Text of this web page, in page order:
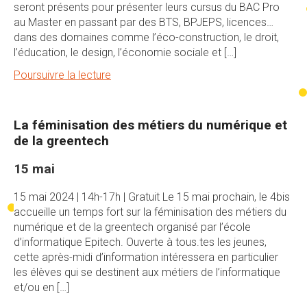
seront présents pour présenter leurs cursus du BAC Pro
au Master en passant par des BTS, BPJEPS, licences…
dans des domaines comme l’éco-construction, le droit,
l’éducation, le design, l’économie sociale et […]
Poursuivre la lecture
La féminisation des métiers du numérique et
de la greentech
15 mai
15 mai 2024 | 14h-17h | Gratuit Le 15 mai prochain, le 4bis
accueille un temps fort sur la féminisation des métiers du
numérique et de la greentech organisé par l’école
d’informatique Epitech. Ouverte à tous.tes les jeunes,
cette après-midi d’information intéressera en particulier
les élèves qui se destinent aux métiers de l’informatique
et/ou en […]